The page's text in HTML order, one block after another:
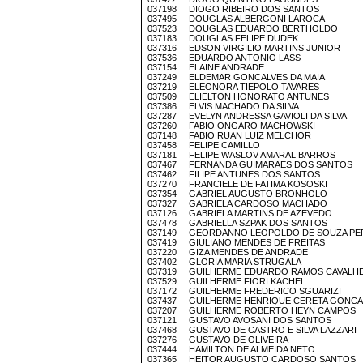
037198 DIOGO RIBEIRO DOS SANTOS
037495 DOUGLAS ALBERGONI LAROCA
037523 DOUGLAS EDUARDO BERTHOLDO
037183 DOUGLAS FELIPE DUDEK
037316 EDSON VIRGILIO MARTINS JUNIOR
037536 EDUARDO ANTONIO LASS
037154 ELAINE ANDRADE
037249 ELDEMAR GONCALVES DA MAIA
037219 ELEONORA TIEPOLO TAVARES
037509 ELIELTON HONORATO ANTUNES
037386 ELVIS MACHADO DA SILVA
037287 EVELYN ANDRESSA GAVIOLI DA SILVA
037260 FABIO ONGARO MACHOWSKI
037148 FABIO RUAN LUIZ MELCHOR
037458 FELIPE CAMILLO
037181 FELIPE WASLOV AMARAL BARROS
037467 FERNANDA GUIMARAES DOS SANTOS
037462 FILIPE ANTUNES DOS SANTOS
037270 FRANCIELE DE FATIMA KOSOSKI
037354 GABRIEL AUGUSTO BRONHOLO
037327 GABRIELA CARDOSO MACHADO
037126 GABRIELA MARTINS DE AZEVEDO
037478 GABRIELLA SZPAK DOS SANTOS
037149 GEORDANNO LEOPOLDO DE SOUZA
037419 GIULIANO MENDES DE FREITAS
037220 GIZA MENDES DE ANDRADE
037402 GLORIA MARIA STRUGALA
037319 GUILHERME EDUARDO RAMOS
037529 GUILHERME FIORI KACHEL
037172 GUILHERME FREDERICO SGUARIZI
037437 GUILHERME HENRIQUE CERETA
037207 GUILHERME ROBERTO HEYN CAMPOS
037121 GUSTAVO AVOSANI DOS SANTOS
037468 GUSTAVO DE CASTRO E SILVA LAZZARI
037276 GUSTAVO DE OLIVEIRA
037444 HAMILTON DE ALMEIDA NETO
037365 HEITOR AUGUSTO CARDOSO SANTOS